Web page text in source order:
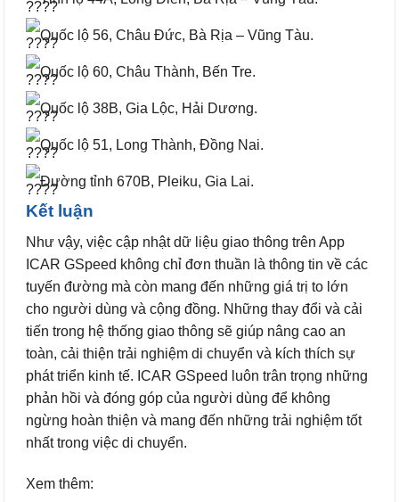
Quốc lộ 56, Châu Đức, Bà Rịa – Vũng Tàu.
Quốc lộ 60, Châu Thành, Bến Tre.
Quốc lộ 38B, Gia Lộc, Hải Dương.
Quốc lộ 51, Long Thành, Đồng Nai.
Đường tỉnh 670B, Pleiku, Gia Lai.
Kết luận
Như vậy, việc cập nhật dữ liệu giao thông trên App
ICAR GSpeed không chỉ đơn thuần là thông tin về các
tuyến đường mà còn mang đến những giá trị to lớn
cho người dùng và cộng đồng. Những thay đổi và cải
tiến trong hệ thống giao thông sẽ giúp nâng cao an
toàn, cải thiện trải nghiệm di chuyển và kích thích sự
phát triển kinh tế. ICAR GSpeed luôn trân trọng những
phản hồi và đóng góp của người dùng để không
ngừng hoàn thiện và mang đến những trải nghiệm tốt
nhất trong việc di chuyển.
Xem thêm: